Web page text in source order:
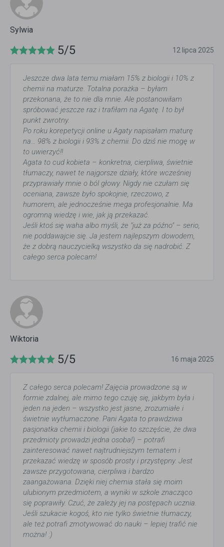
Sylwia
5/5 12 lipca 2025
Jeszcze dwa lata temu miałam 15% z biologii i 10% z
chemii na maturze. Totalna porażka – byłam
przekonana, że to nie dla mnie. Ale postanowiłam
spróbować jeszcze raz i trafiłam na Agatę. I to był
punkt zwrotny.
Po roku korepetycji online u Agaty napisałam maturę
na… 98% z biologii i 93% z chemii. Do dziś nie mogę w
to uwierzyć!!
Agata to cud kobieta – konkretna, cierpliwa, świetnie
tłumaczy, nawet te najgorsze działy, które wcześniej
przyprawiały mnie o ból głowy. Nigdy nie czułam się
oceniana, zawsze było spokojnie, rzeczowo, z
humorem, ale jednocześnie mega profesjonalnie. Ma
ogromną wiedzę i wie, jak ją przekazać.
Jeśli ktoś się waha albo myśli, że "już za późno" – serio,
nie poddawajcie się. Ja jestem najlepszym dowodem,
że z dobrą nauczycielką wszystko da się nadrobić. Z
całego serca polecam!
Wiktoria
5/5 16 maja 2025
Z całego serca polecam! Zajęcia prowadzone są w
formie zdalnej, ale mimo tego czuję się, jakbym była i
jeden na jeden – wszystko jest jasne, zrozumiałe i
świetnie wytłumaczone. Pani Agata to prawdziwa
pasjonatka chemii i biologii (jakie to szczęście, że dwa
przedmioty prowadzi jedna osoba!) – potrafi
zainteresować nawet najtrudniejszym tematem i
przekazać wiedzę w sposób prosty i przystępny. Jest
zawsze przygotowana, cierpliwa i bardzo
zaangażowana. Dzięki niej chemia stała się moim
ulubionym przedmiotem, a wyniki w szkole znacząco
się poprawiły. Czuć, że zależy jej na postępach ucznia.
Jeśli szukacie kogoś, kto nie tylko świetnie tłumaczy,
ale też potrafi zmotywować do nauki – lepiej trafić nie
można! :)